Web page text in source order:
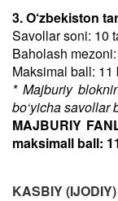
3. O‘zbekiston
Savollar soni: 10
Baholash
Maksimal ball: 11
* Majburiy
bo‘yicha savollar
MAJBURIY
maksimall ball:
KASBIY